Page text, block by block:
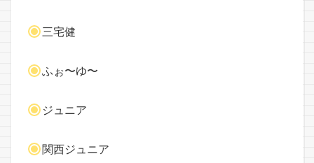
三宅健
ふぉ〜ゆ〜
ジュニア
関西ジュニア